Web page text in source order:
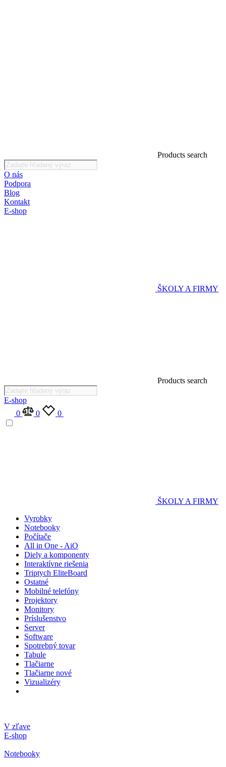
Products search
O nás
Podpora
Blog
Kontakt
E-shop
ŠKOLY A FIRMY
Products search
E-shop
0
0 0
ŠKOLY A FIRMY
Vyrobky
Notebooky
Počítače
All in One - AiO
Diely a komponenty
Interaktívne riešenia
Triptych EliteBoard
Ostatné
Mobilné telefóny
Projektory
Monitory
Príslušenstvo
Server
Software
Spotrebný tovar
Tabule
Tlačiarne
Tlačiarne nové
Vizualizéry
V zľave
E-shop
Notebooky